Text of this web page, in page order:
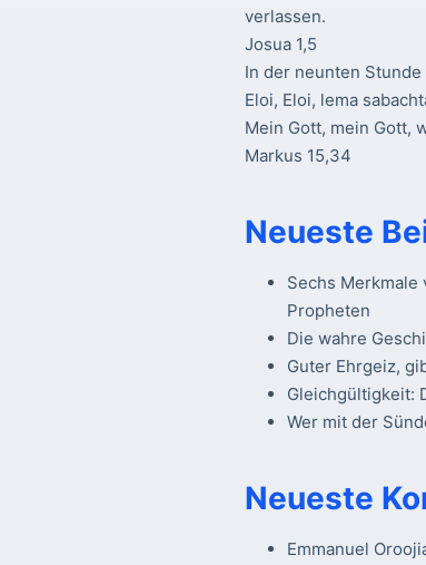
verlassen.
Josua 1,5
In der neunten
Eloi, Eloi, lema
Mein Gott, mein Gott,
Markus 15,34
Neueste
Sechs
Propheten
Die wahre
Guter Ehrgeiz,
Gleichgültigkeit:
Wer mit der
Neueste
Emmanuel